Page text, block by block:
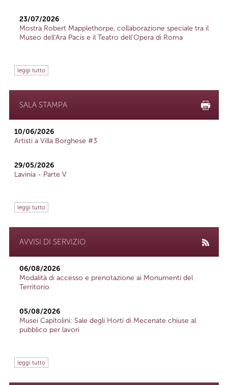
23/07/2026
Mostra Robert Mapplethorpe, collaborazione speciale tra il
Museo dell'Ara Pacis e il Teatro dell'Opera di Roma
leggi tutto
SALA STAMPA
10/06/2026
Artisti a Villa Borghese #3
29/05/2026
Lavinia - Parte V
leggi tutto
AVVISI DI SERVIZIO
06/08/2026
Modalità di accesso e prenotazione ai Monumenti del
Territorio
05/08/2026
Musei Capitolini: Sale degli Horti di Mecenate chiuse al
pubblico per lavori
leggi tutto